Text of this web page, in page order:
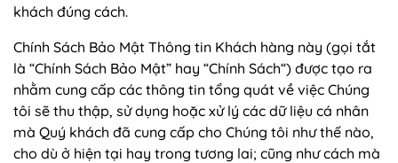
khách đúng cách.
Chính Sách Bảo Mật Thông tin Khách hàng này (gọi tắt
là “Chính Sách Bảo Mật” hay “Chính Sách“) được tạo ra
nhằm cung cấp các thông tin tổng quát về việc Chúng
tôi sẽ thu thập, sử dụng hoặc xử lý các dữ liệu cá nhân
mà Quý khách đã cung cấp cho Chúng tôi như thế nào,
cho dù ở hiện tại hay trong tương lai; cũng như cách mà